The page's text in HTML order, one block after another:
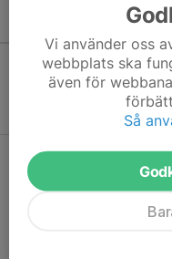
Kommande
Inga
Hela kalendern
Vi använder oss
webbplats ska
även för
Så